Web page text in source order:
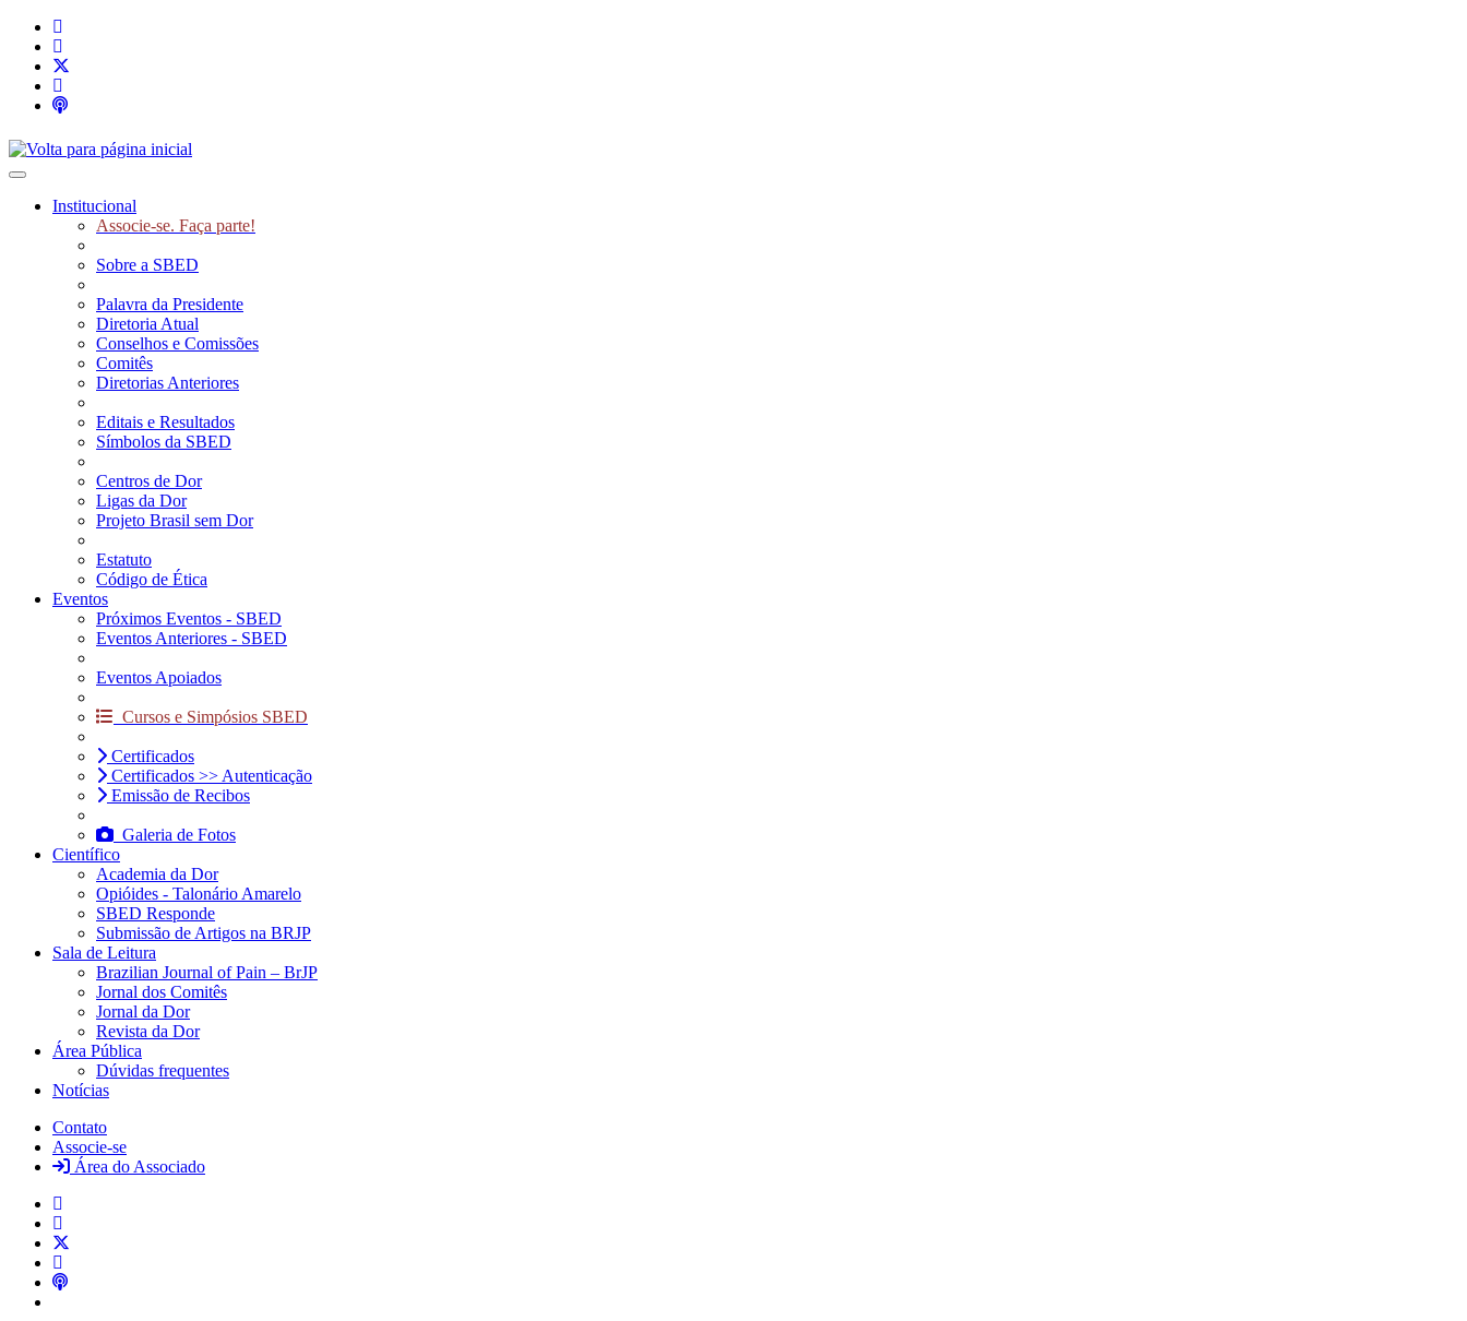
Toggle navigation
Institucional
Associe-se. Faça parte!
Sobre a SBED
Palavra da Presidente
Diretoria Atual
Conselhos e Comissões
Comitês
Diretorias Anteriores
Editais e Resultados
Símbolos da SBED
Centros de Dor
Ligas da Dor
Projeto Brasil sem Dor
Estatuto
Código de Ética
Eventos
Próximos Eventos - SBED
Eventos Anteriores - SBED
Eventos Apoiados
Cursos e Simpósios SBED
Certificados
Certificados >> Autenticação
Emissão de Recibos
Galeria de Fotos
Científico
Academia da Dor
Opióides - Talonário Amarelo
SBED Responde
Submissão de Artigos na BRJP
Sala de Leitura
Brazilian Journal of Pain – BrJP
Jornal dos Comitês
Jornal da Dor
Revista da Dor
Área Pública
Dúvidas frequentes
Notícias
Contato
Associe-se
Área do Associado